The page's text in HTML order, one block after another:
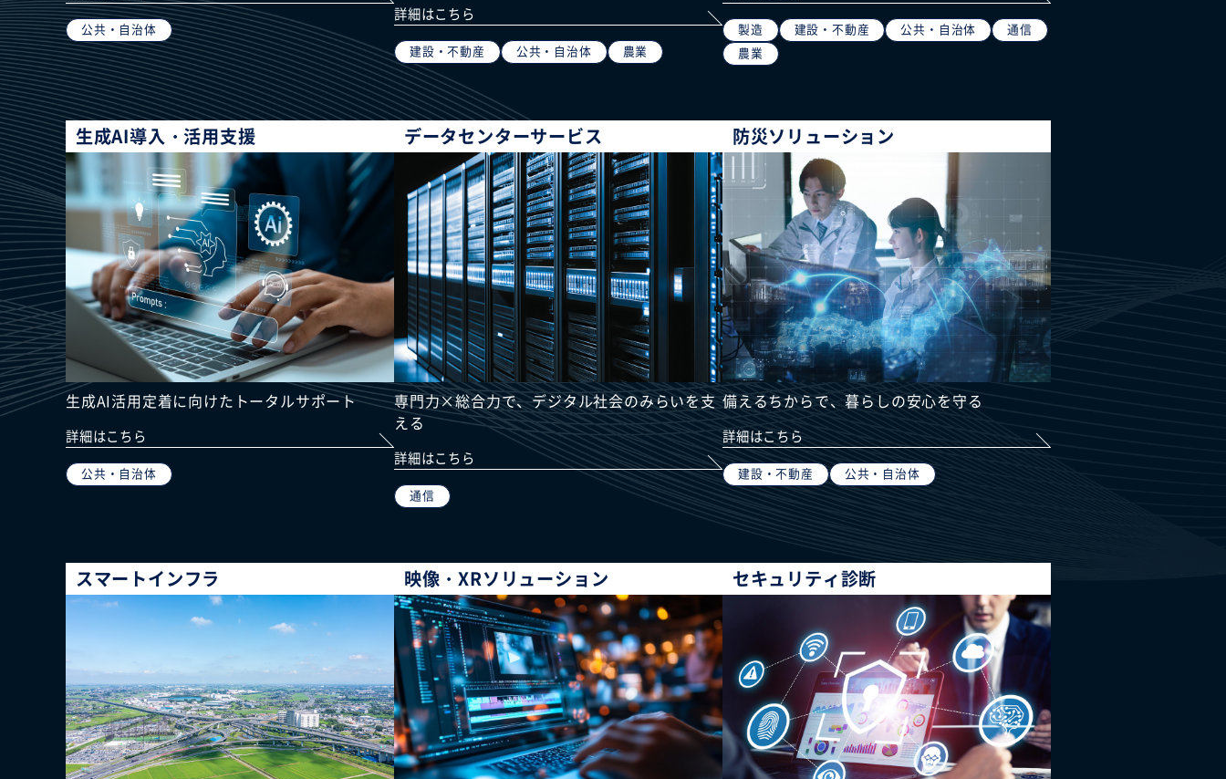
公共・自治体
詳細はこちら
建設・不動産 公共・自治体 農業
製造 建設・不動産 公共・自治体
通信
農業
生成AI導入・活用支援
生成AI活用定着に向けたトータルサポート
詳細はこちら
公共・自治体
データセンターサービス
専門力×総合力で、デジタル社会のみらいを支
える
詳細はこちら
通信
防災ソリューション
備えるちからで、暮らしの安心を守る
詳細はこちら
建設・不動産 公共・自治体
スマートインフラ 映像・XRソリューション セキュリティ診断